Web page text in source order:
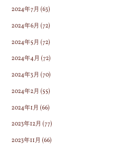
2024年7月 (63)
2024年6月 (72)
2024年5月 (72)
2024年4月 (72)
2024年3月 (70)
2024年2月 (55)
2024年1月 (66)
2023年12月 (77)
2023年11月 (66)